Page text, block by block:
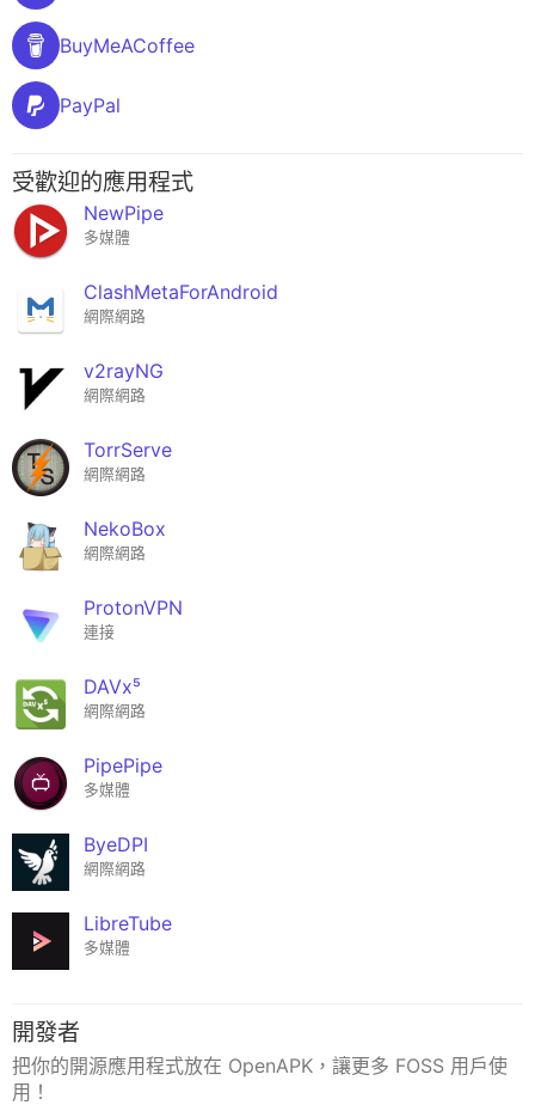
BuyMeACoffee
PayPal
受歡迎的應用程式
NewPipe
多媒體
ClashMetaForAndroid
網際網路
v2rayNG
網際網路
TorrServe
網際網路
NekoBox
網際網路
ProtonVPN
連接
DAVx⁵
網際網路
PipePipe
多媒體
ByeDPI
網際網路
LibreTube
多媒體
開發者
把你的開源應用程式放在 OpenAPK，讓更多 FOSS 用戶使
用！